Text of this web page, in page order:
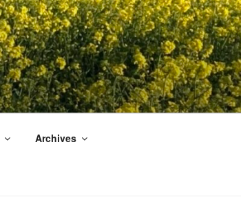
Archives